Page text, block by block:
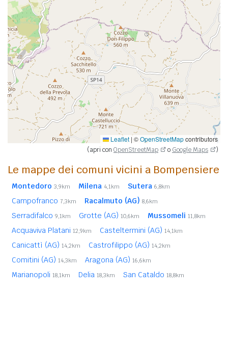
Leaflet | ©OpenStreetMapcontributors
(apri con OpenStreetMap o Google Maps )
Le mappe dei comuni vicini a Bompensiere
Montedoro 3,9km Milena 4,1km Sutera 6,8km
Campofranco 7,3km Racalmuto (AG) 8,6km
Serradifalco 9,1km Grotte (AG) 10,6km Mussomeli 11,8km
Acquaviva Platani 12,9km Casteltermini (AG) 14,1km
Canicattì (AG) 14,2km Castrofilippo (AG) 14,2km
Comitini (AG) 14,3km Aragona (AG) 16,6km
Marianopoli 18,1km Delia 18,3km San Cataldo 18,8km